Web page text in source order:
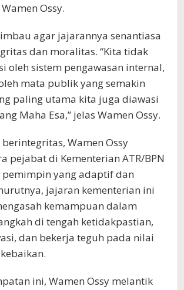
Ossy.
agar jajarannya senantiasa
dan moralitas. “Kita tidak
oleh sistem pengawasan internal,
mata publik yang semakin
paling utama kita juga diawasi
Maha Esa,” jelas Wamen Ossy.
Wamen Ossy
pejabat di Kementerian ATR/BPN
yang adaptif dan
jajaran kementerian ini
kemampuan dalam
di tengah ketidakpastian,
dan bekerja teguh pada nilai
ini, Wamen Ossy melantik